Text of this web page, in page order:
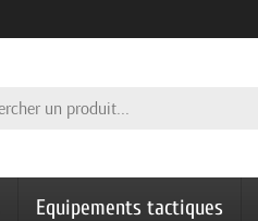
Equipements tactiques